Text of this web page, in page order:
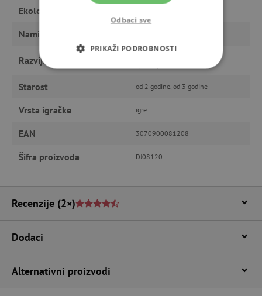
Ekološki proizvod
Namijenjeno
Razvija
Starost od 2 godine, od 3 godine
Vrsta igračke igre
EAN 3070900081208
Šifra proizvoda DJ08120
Recenzije (2×)
Dodaci
Alternativni proizvodi
Odbaci sve
PRIKAŽI PODROBNOSTI
Ciljanost
Nužno potrebni kolačići omogućavaju osnovnu
potrebnih kolačića.
Ime
Pružatelj usluga/